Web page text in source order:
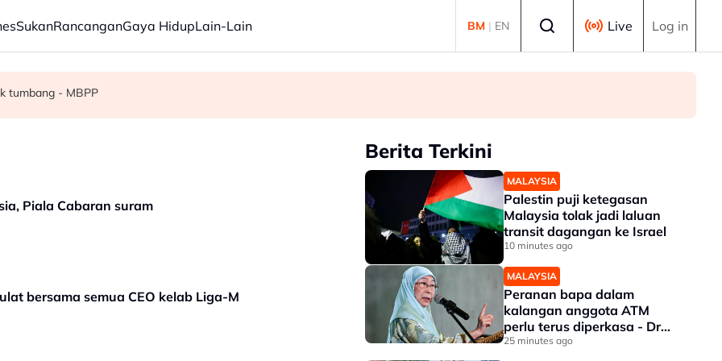
SukanRancanganGaya HidupLain-Lain BM | EN Live Log in
transit dagangan ke Israel
terus diperkasa - Dr Wan Azizah
tumbang - MBPP
Piala Cabaran suram
bersama semua CEO kelab Liga-M
Berita Terkini
MALAYSIA
Palestin puji ketegasan
Malaysia tolak jadi laluan
transit dagangan ke Israel
10 minutes ago
MALAYSIA
Peranan bapa dalam
kalangan anggota ATM
perlu terus diperkasa - Dr
Wan Azizah
25 minutes ago